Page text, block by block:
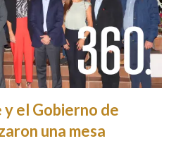
y el Gobierno de
una mesa